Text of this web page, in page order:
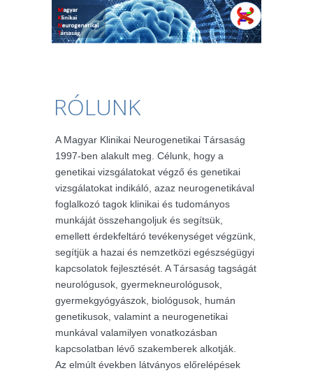
RÓLUNK
A Magyar Klinikai Neurogenetikai Társaság
1997-ben alakult meg. Célunk, hogy a
genetikai vizsgálatokat végző és genetikai
vizsgálatokat indikáló, azaz neurogenetikával
foglalkozó tagok klinikai és tudományos
munkáját összehangoljuk és segítsük,
emellett érdekfeltáró tevékenységet végzünk,
segítjük a hazai és nemzetközi egészségügyi
kapcsolatok fejlesztését. A Társaság tagságát
neurológusok, gyermekneurológusok,
gyermekgyógyászok, biológusok, humán
genetikusok, valamint a neurogenetikai
munkával valamilyen vonatkozásban
kapcsolatban lévő szakemberek alkotják.
Az elmúlt években látványos előrelépések